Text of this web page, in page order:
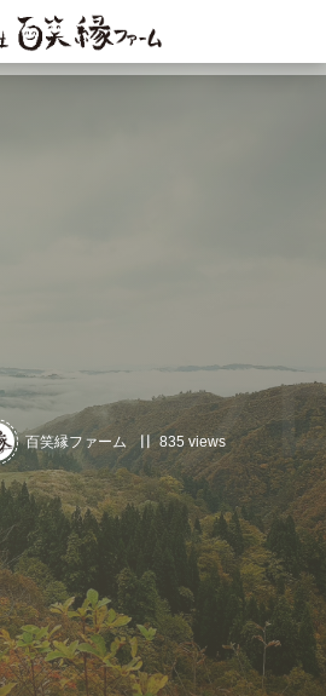
百笑縁ファーム 835 views
ブ